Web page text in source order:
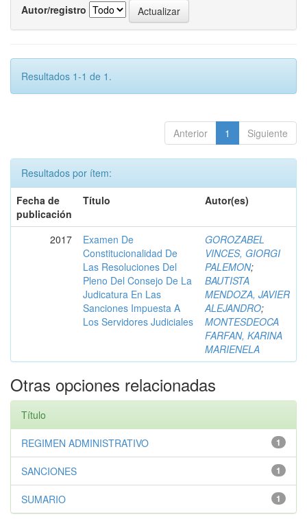
Autor/registro
Resultados 1-1 de 1.
Anterior 1 Siguiente
Resultados por ítem:
Fecha de
publicación
Título Autor(es)
2017
Examen De
Constitucionalidad De
Las Resoluciones Del
Pleno Del Consejo De La
Judicatura En Las
Sanciones Impuesta A
Los Servidores Judiciales
GOROZABEL
VINCES, GIORGI
PALEMON;
BAUTISTA
MENDOZA, JAVIER
ALEJANDRO;
MONTESDEOCA
FARFAN, KARINA
MARIENELA
Otras opciones relacionadas
Título
1
REGIMEN ADMINISTRATIVO
1
SANCIONES
1
SUMARIO